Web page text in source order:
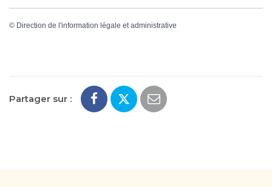
© Direction de l'information légale et administrative
Partager sur :